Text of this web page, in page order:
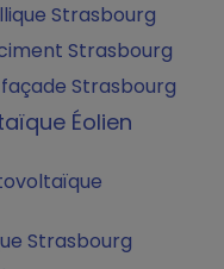
Strasbourg
Strasbourg
Strasbourg
Éolien
Strasbourg